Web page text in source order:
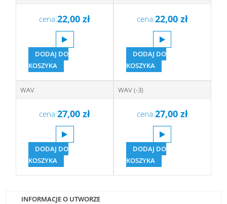
cena:22,00zł
DODAJ DO
KOSZYKA
cena:22,00 zł
DODAJ DO
KOSZYKA
WAV
cena:27,00zł
DODAJ DO
KOSZYKA
WAV (-3)
cena:27,00 zł
DODAJ DO
KOSZYKA
INFORMACJE O UTWORZE